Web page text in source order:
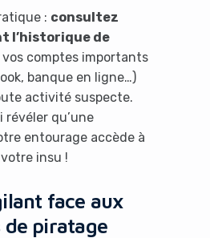
: consultez
l’historique de
vos comptes importants
banque en ligne…)
activité suspecte.
révéler qu’une
entourage accède à
insu !
face aux
piratage